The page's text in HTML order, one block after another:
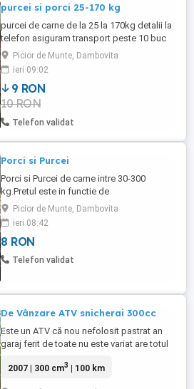
purcei si porci 25-170 kg
purcei de carne de la 25 la 170kg detalii la
telefon asiguram transport peste 10 buc
pretul este cel afisat
Picior de Munte, Dambovita
ieri 09:02
9 RON
10 RON
Telefon validat
Porci si Purcei
Porci si Purcei de carne intre 30-300
kg.Pretul este in functie de
greutate.Asiguram si transport la
nevoie.Mai multe detalii la tel
Picior de Munte, Dambovita
ieri 08:42
8 RON
Telefon validat
De Vânzare ATV snicherai 300cc
Este un ATV că nou nefolosit pastrat an
garaj ferit de toate nu este variat are totul
lucios carene roșii tip sport tobe de
2007 | 300 cm3 | 100 km